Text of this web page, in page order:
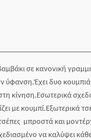
σε κανονική
ύφανση.Έχει δυο
κίνηση.Εσωτερικά
με κουμπί.Εξωτερικά
μπροστά και
να καλύψει